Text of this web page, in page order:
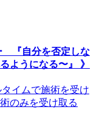
『自分を否定しな
ようになる〜』 》
イムで施術を受け
のみを受け取る